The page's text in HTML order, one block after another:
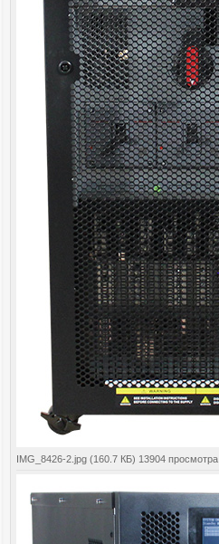
IMG_8426-2.jpg (160.7 КБ) 13904 просмотра